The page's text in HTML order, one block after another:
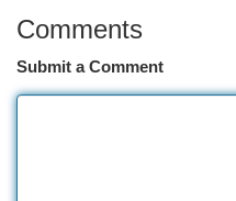
Comments
Submit a Comment